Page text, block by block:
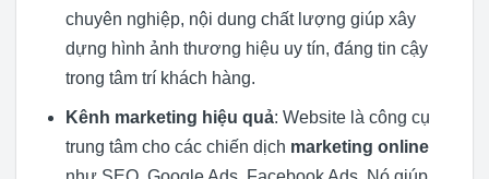
chuyên nghiệp, nội dung chất lượng giúp xây
dựng hình ảnh thương hiệu uy tín, đáng tin cậy
trong tâm trí khách hàng.
Kênh marketing hiệu quả: Website là công cụ
trung tâm cho các chiến dịch marketing online